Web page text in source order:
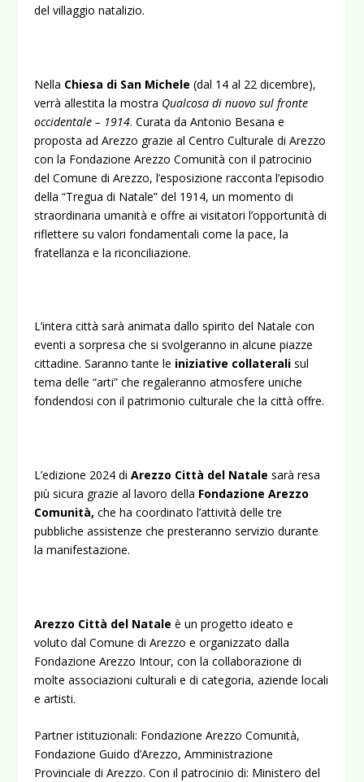
del villaggio natalizio.
Nella Chiesa di San Michele (dal 14 al 22 dicembre),
verrà allestita la mostra Qualcosa di nuovo sul fronte
occidentale – 1914. Curata da Antonio Besana e
proposta ad Arezzo grazie al Centro Culturale di Arezzo
con la Fondazione Arezzo Comunità con il patrocinio
del Comune di Arezzo, l’esposizione racconta l’episodio
della “Tregua di Natale” del 1914, un momento di
straordinaria umanità e offre ai visitatori l’opportunità di
riflettere su valori fondamentali come la pace, la
fratellanza e la riconciliazione.
L’intera città sarà animata dallo spirito del Natale con
eventi a sorpresa che si svolgeranno in alcune piazze
cittadine. Saranno tante le iniziative collaterali sul
tema delle “arti” che regaleranno atmosfere uniche
fondendosi con il patrimonio culturale che la città offre.
L’edizione 2024 diArezzo Città del Natale sarà resa
più sicura grazie al lavoro della Fondazione Arezzo
Comunità,che ha coordinato l’attività delle tre
pubbliche assistenze che presteranno servizio durante
la manifestazione.
Arezzo Città del Natale è un progetto ideato e
voluto dal Comune di Arezzo e organizzato dalla
Fondazione Arezzo Intour, con la collaborazione di
molte associazioni culturali e di categoria, aziende locali
e artisti.
Partner istituzionali: Fondazione Arezzo Comunità,
Fondazione Guido d’Arezzo, Amministrazione
Provinciale di Arezzo. Con il patrocinio di: Ministero del